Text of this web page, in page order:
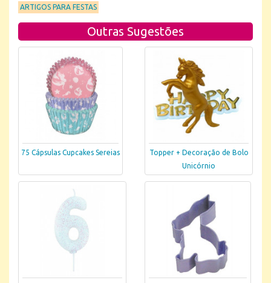
ARTIGOS PARA FESTAS
Outras Sugestões
75 Cápsulas Cupcakes Sereias
Topper + Decoração de Bolo
Unicórnio